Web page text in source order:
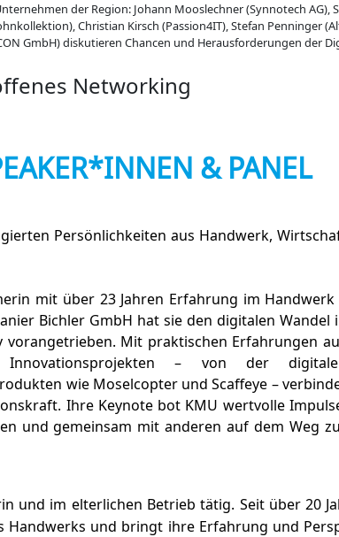
der Region: Johann Mooslechner (Synnotech AG),
Christian Kirsch (Passion4IT), Stefan Penninger
GmbH) diskutieren Chancen und Herausforderungen der
Networking
& PANEL
Persönlichkeiten aus Handwerk,
mit über 23 Jahren Erfahrung im Handwerk
Bichler GmbH hat sie den digitalen Wandel
Mit praktischen Erfahrungen
– von der
wie Moselcopter und Scaffeye –
Ihre Keynote bot KMU wertvolle
und gemeinsam mit anderen auf dem Weg
und im elterlichen Betrieb tätig. Seit über 20
Handwerks und bringt ihre Erfahrung und